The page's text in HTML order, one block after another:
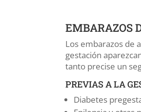
EMBARAZOS
Los embarazos de
gestación
tanto precise un
PREVIAS A LA
Diabetes